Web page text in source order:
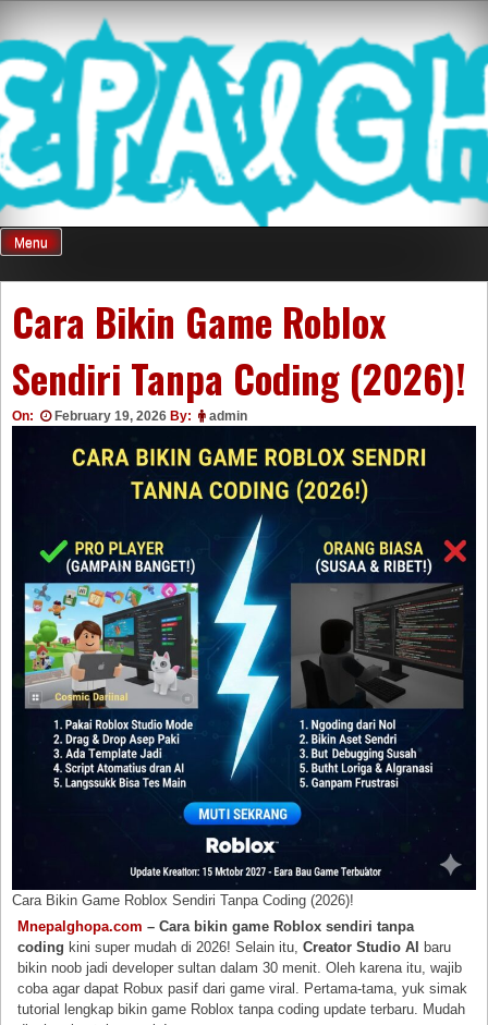
content
Mnepalghopa
Review Game
Terkini Paling
Seluruh Di
Indonesia
Menu
Cara Bikin Game Roblox
Sendiri Tanpa Coding (2026)!
On: February 19, 2026 By: admin
Cara Bikin Game Roblox Sendiri Tanpa Coding (2026)!
Mnepalghopa.com– Cara bikin game Roblox sendiri tanpa
coding kini super mudah di 2026! Selain itu,Creator Studio AI
baru
bikin noob jadi developer sultan dalam 30 menit. Oleh karena itu, wajib
coba agar dapat Robux pasif dari game viral. Pertama-tama, yuk simak
tutorial lengkap bikin game Roblox tanpa coding update terbaru. Mudah